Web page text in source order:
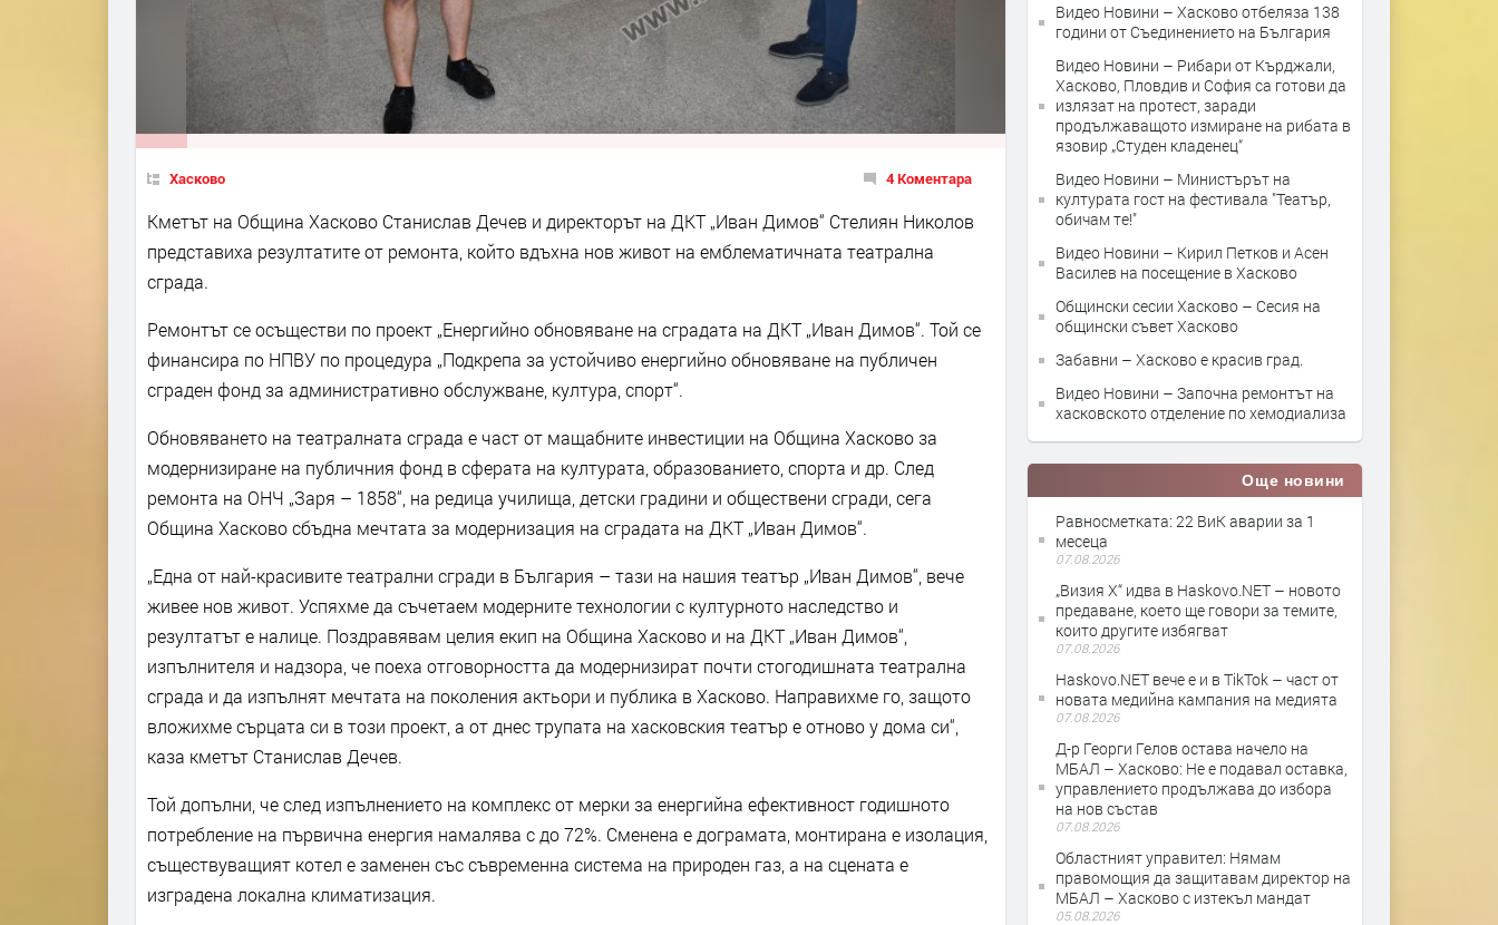
Хасково 4 Коментара
Кметът на Община Хасково Станислав Дечев и директорът на ДКТ „Иван Димов“ Стелиян Николов
представиха резултатите от ремонта, който вдъхна нов живот на емблематичната театрална
сграда.
Ремонтът се осъществи по проект „Енергийно обновяване на сградата на ДКТ „Иван Димов“. Той се
финансира по НПВУ по процедура „Подкрепа за устойчиво енергийно обновяване на публичен
сграден фонд за административно обслужване, култура, спорт“.
Обновяването на театралната сграда е част от мащабните инвестиции на Община Хасково за
модернизиране на публичния фонд в сферата на културата, образованието, спорта и др. След
ремонта на ОНЧ „Заря – 1858“, на редица училища, детски градини и обществени сгради, сега
Община Хасково сбъдна мечтата за модернизация на сградата на ДКТ „Иван Димов“.
„Една от най-красивите театрални сгради в България – тази на нашия театър „Иван Димов“, вече
живее нов живот. Успяхме да съчетаем модерните технологии с културното наследство и
резултатът е налице. Поздравявам целия екип на Община Хасково и на ДКТ „Иван Димов“,
изпълнителя и надзора, че поеха отговорността да модернизират почти стогодишната театрална
сграда и да изпълнят мечтата на поколения актьори и публика в Хасково. Направихме го, защото
вложихме сърцата си в този проект, а от днес трупата на хасковския театър е отново у дома си“,
каза кметът Станислав Дечев.
Той допълни, че след изпълнението на комплекс от мерки за енергийна ефективност годишното
потребление на първична енергия намалява с до 72%. Сменена е дограмата, монтирана е изолация,
съществуващият котел е заменен със съвременна система на природен газ, а на сцената е
изградена локална климатизация.
Видео Новини – Хасково отбеляза 138
години от Съединението на България
Видео Новини – Рибари от Кърджали,
Хасково, Пловдив и София са готови да
излязат на протест, заради
продължаващото измиране на рибата в
язовир „Студен кладенец“
Видео Новини – Министърът на
културата гост на фестивала "Театър,
обичам те!"
Видео Новини – Кирил Петков и Асен
Василев на посещение в Хасково
Общински сесии Хасково – Сесия на
общински съвет Хасково
Забавни – Хасково е красив град.
Видео Новини – Започна ремонтът на
хасковското отделение по хемодиализа
Още новини
Равносметката: 22 ВиК аварии за 1
месеца
07.08.2026
„Визия Х“ идва в Haskovo.NET – новото
предаване, което ще говори за темите,
които другите избягват
07.08.2026
Haskovo.NET вече е и в TikTok – част от
новата медийна кампания на медията
07.08.2026
Д-р Георги Гелов остава начело на
МБАЛ – Хасково: Не е подавал оставка,
управлението продължава до избора
на нов състав
07.08.2026
Областният управител: Нямам
правомощия да защитавам директор на
МБАЛ – Хасково с изтекъл мандат
05.08.2026